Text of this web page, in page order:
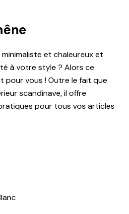
et chaleureux et
à votre style ? Alors ce
pour vous ! Outre le fait que
scandinave, il offre
pour tous vos articles